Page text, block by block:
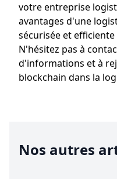
votre entreprise
avantages d'une
sécurisée et efficiente
N'hésitez pas à
d'informations et à
blockchain dans la
Nos autres